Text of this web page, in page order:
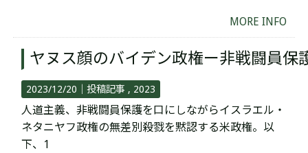
MORE INFO
ヤヌス顔のバイデン政権ー非戦闘員
2023/12/20｜投稿記事 2023
人道主義、非戦闘員保護を口にしながらイスラエル・
ネタニヤフ政権の無差別殺戮を黙認する米政権。以
下、1